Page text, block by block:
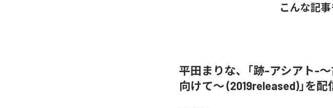
こんな記
平田まりな、「跡-アシアト-
向けて〜 (2019released)」を配